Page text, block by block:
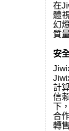
在
體
幻
質
安
計
信
下
合
轉